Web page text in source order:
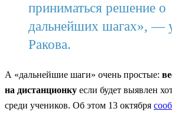
приниматься решение о
дальнейших шагах», —
Ракова.
А «дальнейшие шаги» очень простые:
на дистанционку если будет выявлен
среди учеников. Об этом 13 октября